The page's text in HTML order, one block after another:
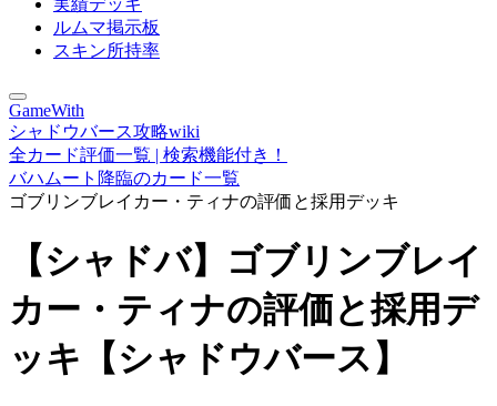
実績デッキ
ルムマ掲示板
スキン所持率
GameWith
シャドウバース攻略wiki
全カード評価一覧 | 検索機能付き！
バハムート降臨のカード一覧
ゴブリンブレイカー・ティナの評価と採用デッキ
【シャドバ】ゴブリンブレイ
カー・ティナの評価と採用デ
ッキ【シャドウバース】